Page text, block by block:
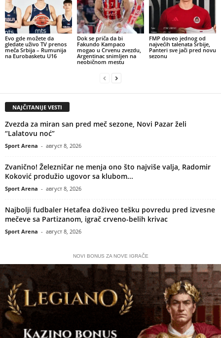
Evo gde možete da
gledate uživo TV prenos
meča Srbija – Rumunija
na Eurobasketu U16
Dok se priča da bi
Fakundo Kampaco
mogao u Crvenu zvezdu,
Argentinac snimljen na
neobičnom mestu
FMP doveo jednog od
najvećih talenata Srbije,
Panteri sve jači pred novu
sezonu
NAJČITANIJE VESTI
Zvezda za miran san pred meč sezone, Novi Pazar želi
“Lalatovu noć”
Sport Arena - август 8, 2026
Zvanično! Železničar ne menja ono što najviše valja, Radomir
Koković produžio ugovor sa klubom...
Sport Arena - август 8, 2026
Najbolji fudbaler Hetafea doživeo tešku povredu pred izvesne
mečeve sa Partizanom, igrač crveno-belih krivac
Sport Arena - август 8, 2026
NOVI BONUS ZA NOVE IGRAČE